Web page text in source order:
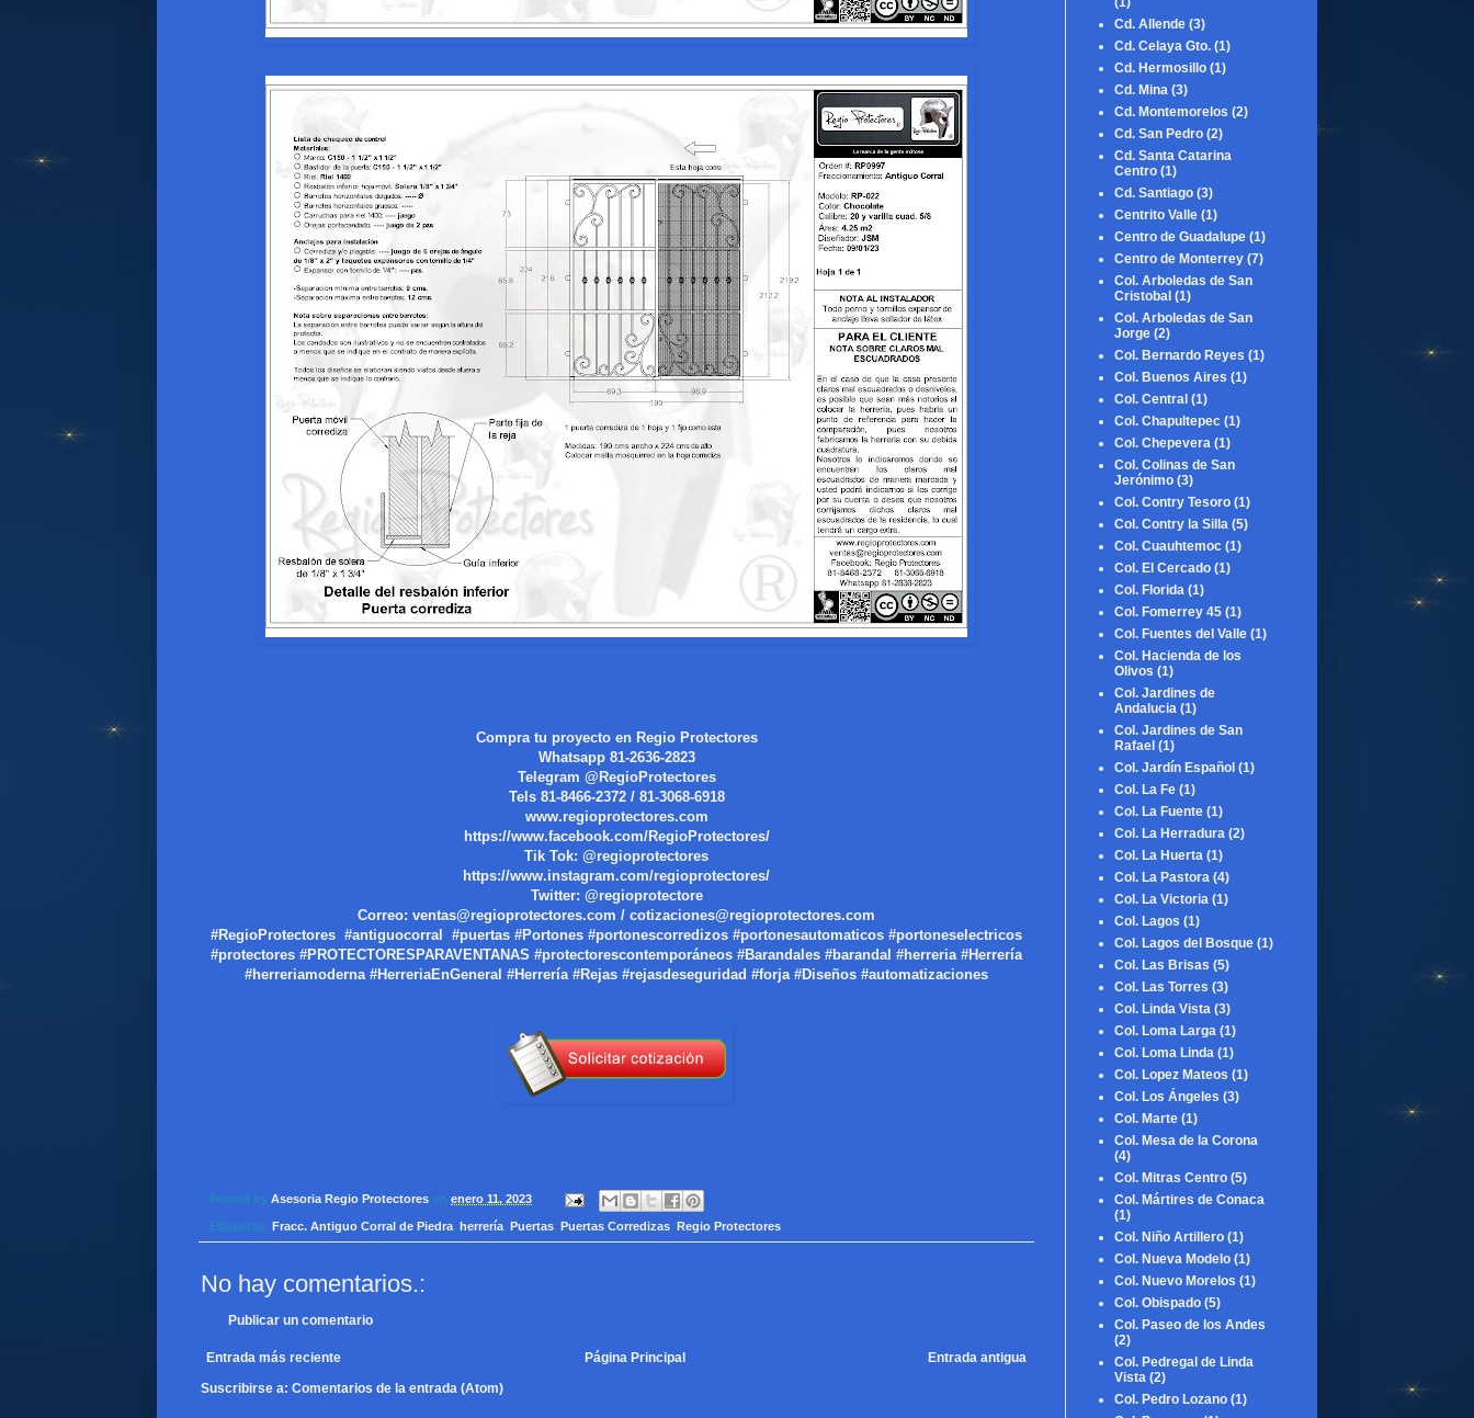
Compra tu proyecto en Regio Protectores
Whatsapp 81-2636-2823
Telegram @RegioProtectores
Tels 81-8466-2372 / 81-3068-6918
www.regioprotectores.com
https://www.facebook.com/RegioProtectores/
Tik Tok: @regioprotectores
https://www.instagram.com/regioprotectores/
Twitter: @regioprotectore
Correo: ventas@regioprotectores.com / cotizaciones@regioprotectores.com
#RegioProtectores #antiguocorral #puertas #Portones #portonescorredizos #portonesautomaticos #portoneselectricos
#protectores #PROTECTORESPARAVENTANAS #protectorescontemporáneos #Barandales #barandal #herreria #Herrería
#herreriamoderna #HerreriaEnGeneral #Herrería #Rejas #rejasdeseguridad #forja #Diseños #automatizaciones
Posted by Asesoria Regio Protectores on enero 11, 2023
Etiquetas: Fracc. Antiguo Corral de Piedra, herrería, Puertas, Puertas Corredizas, Regio Protectores
No hay comentarios.:
Publicar un comentario
Entrada más reciente Entrada antigua
Página Principal
Suscribirse a: Comentarios de la entrada (Atom)
Cd. Allende (3)
Cd. Celaya Gto. (1)
Cd. Hermosillo (1)
Cd. Mina (3)
Cd. Montemorelos (2)
Cd. San Pedro (2)
Cd. Santa Catarina
Centro (1)
Cd. Santiago (3)
Centrito Valle (1)
Centro de Guadalupe (1)
Centro de Monterrey (7)
Col. Arboledas de San
Cristobal (1)
Col. Arboledas de San
Jorge (2)
Col. Bernardo Reyes (1)
Col. Buenos Aires (1)
Col. Central (1)
Col. Chapultepec (1)
Col. Chepevera (1)
Col. Colinas de San
Jerónimo (3)
Col. Contry Tesoro (1)
Col. Contry la Silla (5)
Col. Cuauhtemoc (1)
Col. El Cercado (1)
Col. Florida (1)
Col. Fomerrey 45 (1)
Col. Fuentes del Valle (1)
Col. Hacienda de los
Olivos (1)
Col. Jardines de
Andalucia (1)
Col. Jardines de San
Rafael (1)
Col. Jardín Español (1)
Col. La Fe (1)
Col. La Fuente (1)
Col. La Herradura (2)
Col. La Huerta (1)
Col. La Pastora (4)
Col. La Victoria (1)
Col. Lagos (1)
Col. Lagos del Bosque (1)
Col. Las Brisas (5)
Col. Las Torres (3)
Col. Linda Vista (3)
Col. Loma Larga (1)
Col. Loma Linda (1)
Col. Lopez Mateos (1)
Col. Los Ángeles (3)
Col. Marte (1)
Col. Mesa de la Corona
(4)
Col. Mitras Centro (5)
Col. Mártires de Conaca
(1)
Col. Niño Artillero (1)
Col. Nueva Modelo (1)
Col. Nuevo Morelos (1)
Col. Obispado (5)
Col. Paseo de los Andes
(2)
Col. Pedregal de Linda
Vista (2)
Col. Pedro Lozano (1)